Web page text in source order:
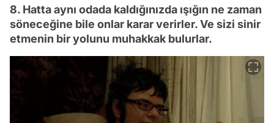
8. Hatta aynı odada kaldığınızda ışığın ne zaman
söneceğine bile onlar karar verirler. Ve sizi sinir
etmenin bir yolunu muhakkak bulurlar.